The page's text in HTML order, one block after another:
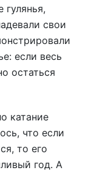
свои
если весь
остаться
катание
что если
то его
год. А